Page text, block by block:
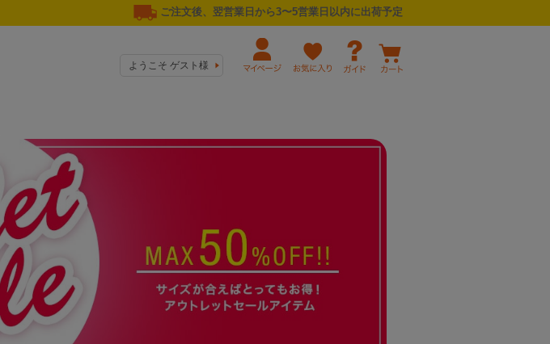
ご注文後、翌営業日から3〜5営業日以内に出荷予定
ようこそ ゲスト様